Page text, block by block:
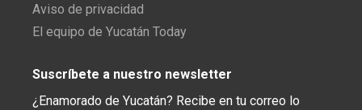
Aviso de privacidad
El equipo de Yucatán Today
Suscríbete a nuestro newsletter
¿Enamorado de Yucatán? Recibe en tu correo lo